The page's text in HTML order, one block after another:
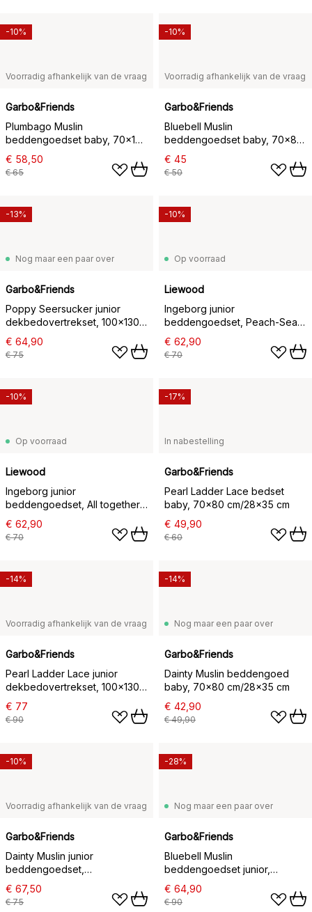
Voorradig afhankelijk van de vraag
Garbo&Friends
Plumbago Muslin
beddengoedset baby, 70x100
cm/40x45 cm
€ 58,50
€ 65
-10%
Voorradig afhankelijk van de vraag
Garbo&Friends
Bluebell Muslin
beddengoedset baby, 70x80
cm/28x35 cm
€ 45
€ 50
-10%
Nog maar een paar over
Garbo&Friends
Poppy Seersucker junior
dekbedovertrekset, 100x130
cm/35x55 cm
€ 64,90
€ 75
-13%
Op voorraad
Liewood
Ingeborg junior
beddengoedset, Peach-Sea
shell
€ 62,90
€ 70
-10%
Op voorraad
Liewood
Ingeborg junior
beddengoedset, All together-
Sandy
€ 62,90
€ 70
-10%
In nabestelling
Garbo&Friends
Pearl Ladder Lace bedset
baby, 70x80 cm/28x35 cm
€ 49,90
€ 60
-17%
Voorradig afhankelijk van de vraag
Garbo&Friends
Pearl Ladder Lace junior
dekbedovertrekset, 100x130
cm/35x55 cm
€ 77
€ 90
-14%
Nog maar een paar over
Garbo&Friends
Dainty Muslin beddengoed
baby, 70x80 cm/28x35 cm
€ 42,90
€ 49,90
-14%
Voorradig afhankelijk van de vraag
Garbo&Friends
Dainty Muslin junior
beddengoedset,
100x130/35x55 cm
€ 67,50
€ 75
-10%
Nog maar een paar over
Garbo&Friends
Bluebell Muslin
beddengoedset junior,
100x130 cm/35x55 cm
€ 64,90
€ 90
-28%